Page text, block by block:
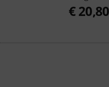
€ 20,80